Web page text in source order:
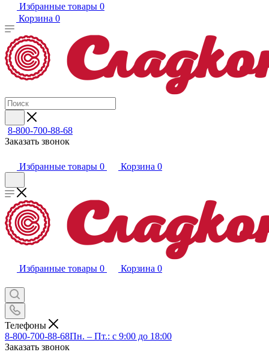
Избранные товары 0
Корзина 0
8-800-700-88-68
Заказать звонок
Избранные товары 0 Корзина 0
Избранные товары 0 Корзина 0
Телефоны
8-800-700-88-68Пн. – Пт.: с 9:00 до 18:00
Заказать звонок